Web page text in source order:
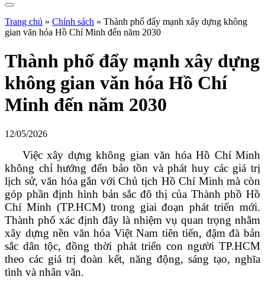
Trang chủ » Chính sách » Thành phố đẩy mạnh xây dựng không
gian văn hóa Hồ Chí Minh đến năm 2030
Thành phố đẩy mạnh xây dựng
không gian văn hóa Hồ Chí
Minh đến năm 2030
12/05/2026
Việc xây dựng không gian văn hóa Hồ Chí Minh
không chỉ hướng đến bảo tồn và phát huy các giá trị
lịch sử, văn hóa gắn với Chủ tịch Hồ Chí Minh mà còn
góp phần định hình bản sắc đô thị của Thành phồ Hồ
Chí Minh (TP.HCM) trong giai đoạn phát triển mới.
Thành phố xác định đây là nhiệm vụ quan trọng nhằm
xây dựng nền văn hóa Việt Nam tiên tiến, đậm đà bản
sắc dân tộc, đồng thời phát triển con người TP.HCM
theo các giá trị đoàn kết, năng động, sáng tạo, nghĩa
tình và nhân văn.